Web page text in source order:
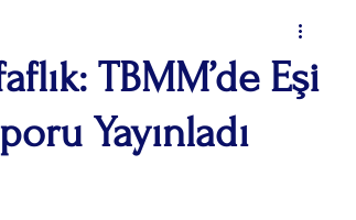
WhatsAppLinkedIn PinterestBağlantıyı Kopyala
TBMM’de Eşi
Yayınladı